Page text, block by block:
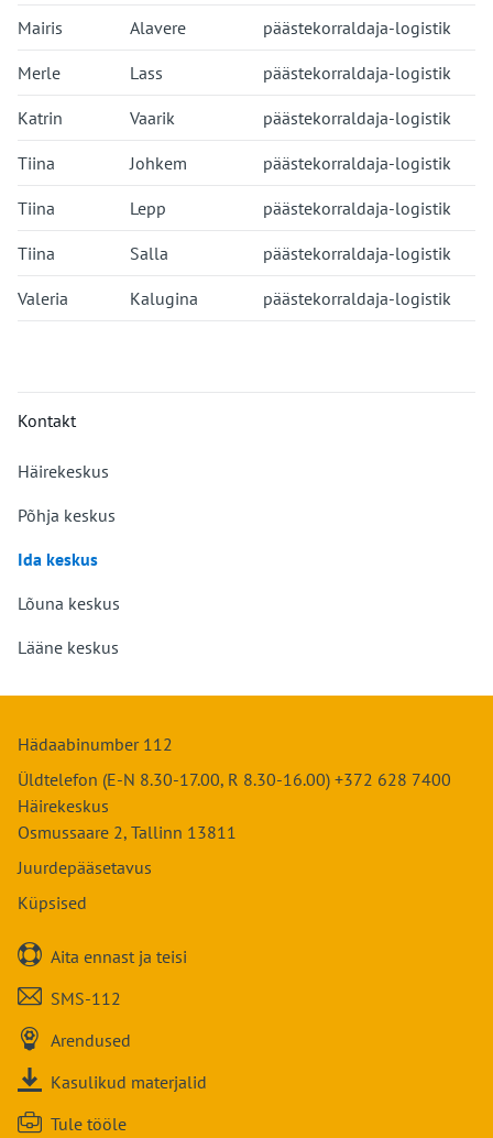
Mairis Alavere päästekorraldaja-logistik
Merle Lass päästekorraldaja-logistik
Katrin Vaarik päästekorraldaja-logistik
Tiina Johkem päästekorraldaja-logistik
Tiina Lepp päästekorraldaja-logistik
Tiina Salla päästekorraldaja-logistik
Valeria Kalugina päästekorraldaja-logistik
Kontakt
Häirekeskus
Põhja keskus
Ida keskus
Lõuna keskus
Lääne keskus
Hädaabinumber 112
Üldtelefon (E-N 8.30-17.00, R 8.30-16.00) +372 628 7400
Häirekeskus
Osmussaare 2, Tallinn 13811
Juurdepääsetavus
Küpsised
 Aita ennast ja teisi
 SMS-112
 Arendused
 Kasulikud materjalid
 Tule tööle